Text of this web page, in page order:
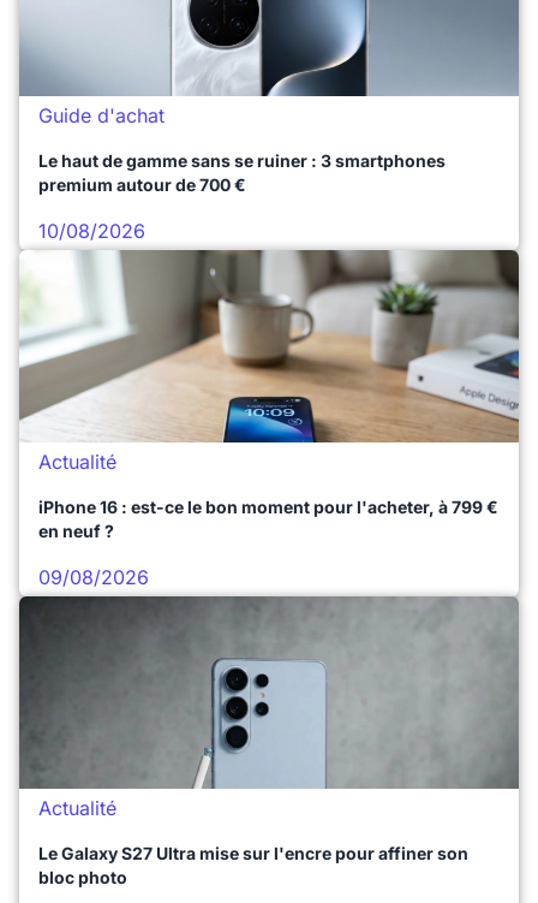
Guide d'achat
Le haut de gamme sans se ruiner : 3 smartphones
premium autour de 700 €
10/08/2026
Actualité
iPhone 16 : est-ce le bon moment pour l'acheter, à 799 €
en neuf ?
09/08/2026
Actualité
Le Galaxy S27 Ultra mise sur l'encre pour affiner son
bloc photo